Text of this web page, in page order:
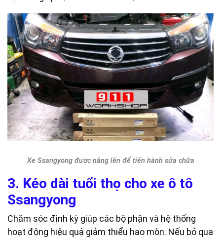
Xe Ssangyong được nâng lên để tiến hành sửa chữa
3. Kéo dài tuổi thọ cho xe ô tô
Ssangyong
Chăm sóc định kỳ giúp các bộ phận và hệ thống
hoạt động hiệu quả giảm thiểu hao mòn. Nếu bỏ qua